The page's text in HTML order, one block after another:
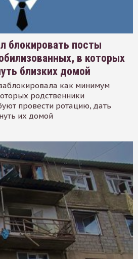
блокировать посты
в которых
близких домой
как минимум
родственники
провести ротацию, дать
их домой